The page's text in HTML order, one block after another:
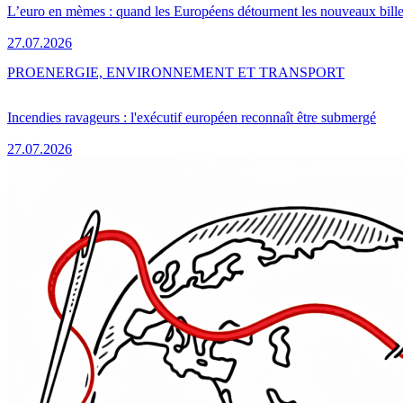
L’euro en mèmes : quand les Européens détournent les nouveaux
27.07.2026
Incendies ravageurs : l'exécutif européen reconnaît être submergé
27.07.2026
PROENERGIE, ENVIRONNEMENT ET TRANSPORT